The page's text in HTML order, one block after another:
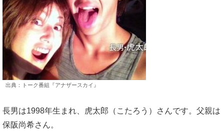
出典：トーク番組『アナザースカイ』
長男は1998年生まれ、虎太郎（こたろう）さんです。父親は
保阪尚希さん。